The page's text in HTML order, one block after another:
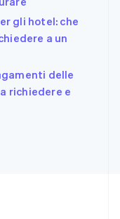
gli hotel: che
a un
delle
richiedere e